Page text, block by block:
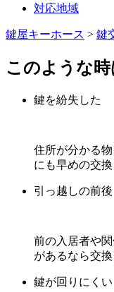
対応地域
鍵屋キーホース > 鍵
このような
鍵を紛失した
住所が分かる
にも早めの交換
引っ越しの前後
前の入居者や
があるなら交換
鍵が回りにくい